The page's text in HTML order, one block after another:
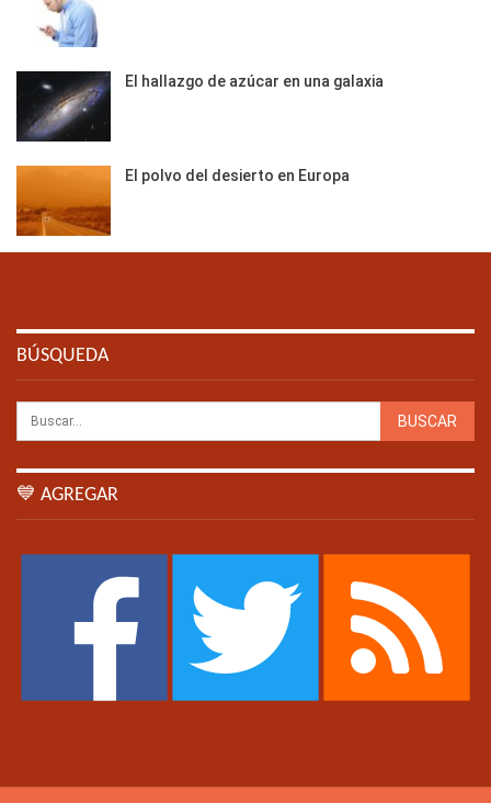
El hallazgo de azúcar en una galaxia
El polvo del desierto en Europa
BÚSQUEDA
💙 AGREGAR